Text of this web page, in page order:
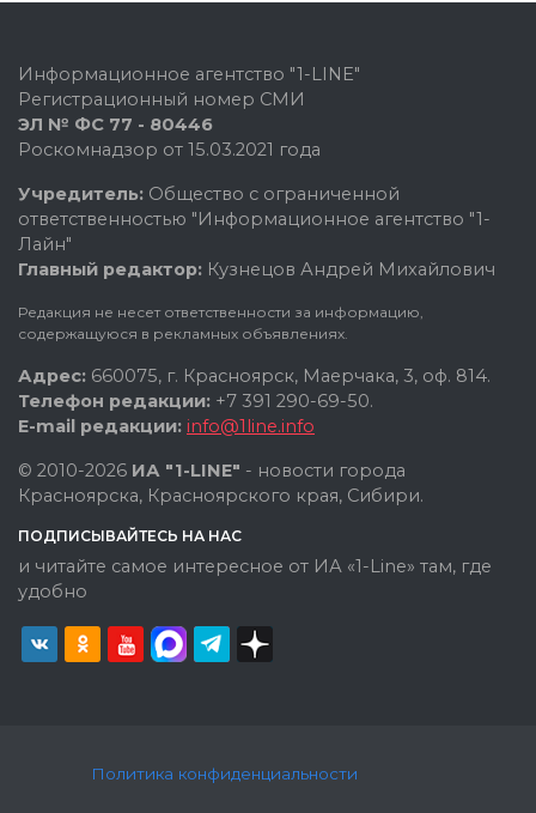
Информационное агентство "1-LINE"
Регистрационный номер СМИ
ЭЛ № ФС 77 - 80446
Роскомнадзор от 15.03.2021 года
Учредитель: Общество с ограниченной
ответственностью "Информационное агентство "1-
Лайн"
Главный редактор: Кузнецов Андрей Михайлович
Редакция не несет ответственности за информацию,
содержащуюся в рекламных объявлениях.
Адрес: 660075, г. Красноярск, Маерчака, 3, оф. 814.
Телефон редакции: +7 391 290-69-50.
E-mail редакции: info@1line.info
© 2010-2026 ИА "1-LINE" - новости города
Красноярска, Красноярского края, Сибири.
ПОДПИСЫВАЙТЕСЬ НА НАС
и читайте самое интересное от ИА «1-Line» там, где
удобно
Политика конфиденциальности